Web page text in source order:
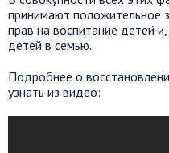
принимают положительное
прав на воспитание детей
детей в семью.
Подробнее о
узнать из видео: